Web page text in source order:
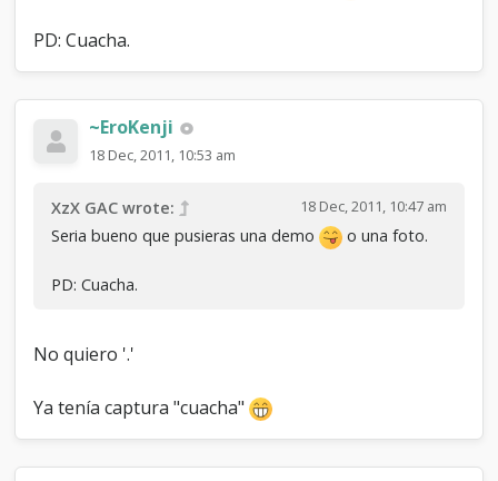
PD: Cuacha.
~EroKenji
18 Dec, 2011, 10:53 am
18 Dec, 2011, 10:47 am
XzX GAC wrote:
Seria bueno que pusieras una demo
o una foto.
PD: Cuacha.
No quiero '.'
Ya tenía captura "cuacha"